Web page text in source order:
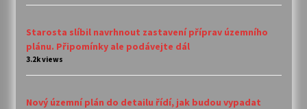
Starosta slíbil navrhnout zastavení příprav územního
plánu. Připomínky ale podávejte dál
3.2k views
Nový územní plán do detailu řídí, jak budou vypadat